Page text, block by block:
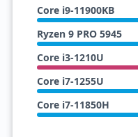
Core i9-11900KB
Ryzen 9 PRO 5945
Core i3-1210U
Core i7-1255U
Core i7-11850H